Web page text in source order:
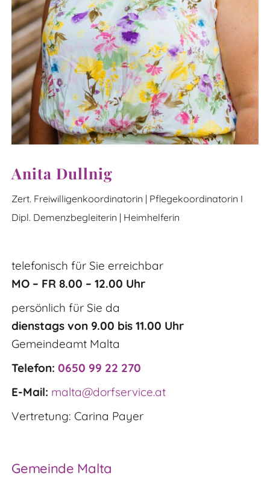
Anita Dullnig
Zert. Freiwilligenkoordinatorin | Pflegekoordinatorin I
Dipl. Demenzbegleiterin | Heimhelferin
telefonisch für Sie erreichbar
MO – FR 8.00 – 12.00 Uhr
persönlich für Sie da
dienstags von 9.00 bis 11.00 Uhr
Gemeindeamt Malta
Telefon: 0650 99 22 270
E-Mail: malta@dorfservice.at
Vertretung: Carina Payer
Gemeinde Malta